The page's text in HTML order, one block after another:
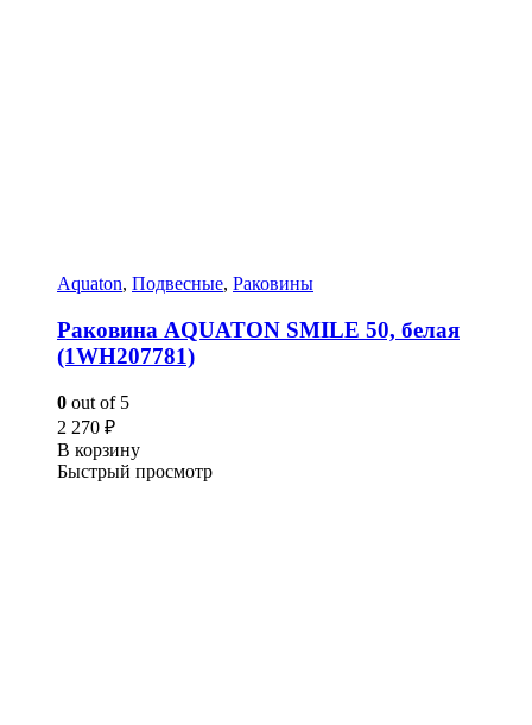
Aquaton, Подвесные, Раковины
Раковина AQUATON SMILE 50, белая
(1WH207781)
0 out of 5
2 270 ₽
В корзину
Быстрый просмотр